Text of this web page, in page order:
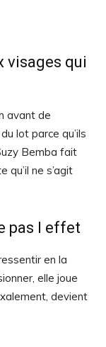
visages qui
avant de
lot parce qu’ils
Bemba fait
qu’il ne s’agit
pas l effet
en la
elle joue
devient